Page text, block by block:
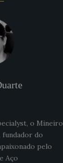
o Mineiro
fundador do
pelo
Aço